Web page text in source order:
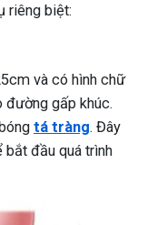
riêng biệt:
và có hình chữ
đường gấp khúc.
tá tràng. Đây
bắt đầu quá trình